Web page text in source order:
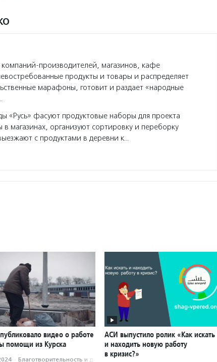
компаний-производителей, магазинов, кафе
продукты и товары и распределяет
марафоны, готовит и раздает «народные
«Русь» фасуют продуктовые наборы для проекта
магазинах, организуют сортировку и переборку
с продуктами в деревни к…
видео о работе
помощи из Курска
· Благотвори­тель­ность и доброволь­чест­во
АСИ выпустило ролик «Как искать
и находить новую работу
в кризис?»